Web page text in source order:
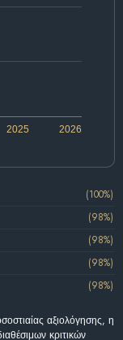
2026
2025
(100%)
(98%)
(98%)
(98%)
(98%)
αξιολόγησης, η
κριτικών